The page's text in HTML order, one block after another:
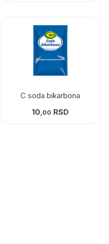
C soda bikarbona
10,00 RSD